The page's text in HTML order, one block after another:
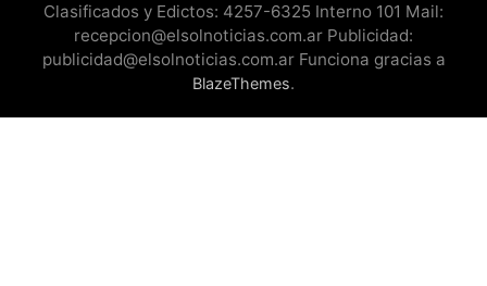
Clasificados y Edictos: 4257-6325 Interno 101 Mail:
recepcion@elsolnoticias.com.ar Publicidad:
publicidad@elsolnoticias.com.ar Funciona gracias a
BlazeThemes.